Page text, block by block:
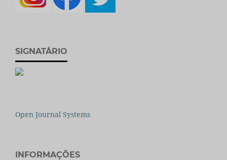
SIGNATÁRIO
Open Journal Systems
INFORMAÇÕES